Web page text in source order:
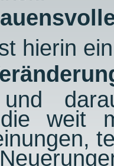
hierin
die weit